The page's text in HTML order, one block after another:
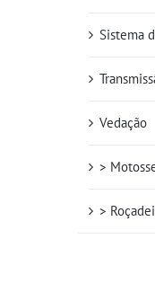
Sistema
Vedação
>
>